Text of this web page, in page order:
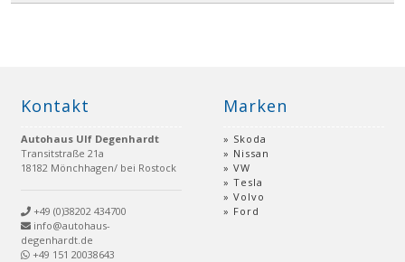
Kontakt
Autohaus Ulf Degenhardt
Transitstraße 21a
18182 Mönchhagen/ bei Rostock
+49 (0)38202 434700
info@autohaus-
degenhardt.de
+49 151 20038643
Marken
Skoda
Nissan
VW
Tesla
Volvo
Ford